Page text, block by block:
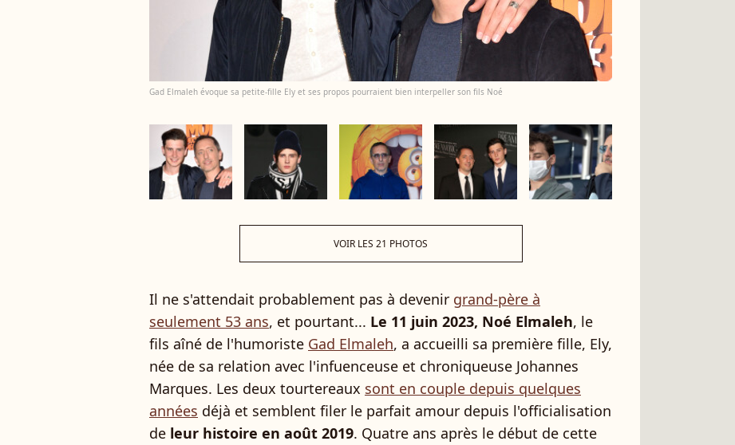
Gad Elmaleh évoque sa petite-fille Ely et ses propos pourraient bien interpeller son fils Noé
VOIR LES 21 PHOTOS
Il ne s'attendait probablement pas à devenir grand-père à
seulement 53 ans, et pourtant... Le 11 juin 2023, Noé Elmaleh, le
fils aîné de l'humoriste Gad Elmaleh, a accueilli sa première fille, Ely,
née de sa relation avec l'infuenceuse et chroniqueuse Johannes
Marques. Les deux tourtereaux sont en couple depuis quelques
années déjà et semblent filer le parfait amour depuis l'officialisation
de leur histoire en août 2019. Quatre ans après le début de cette